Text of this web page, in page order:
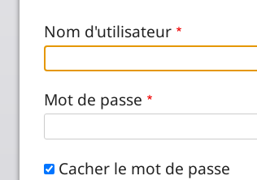
Nom d'utilisateur
Mot de passe
Cacher le mot de passe